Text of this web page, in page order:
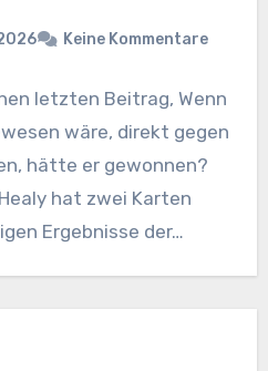
Keine Kommentare
letzten Beitrag, Wenn
wäre, direkt gegen
hätte er gewonnen?
hat zwei Karten
Ergebnisse der…